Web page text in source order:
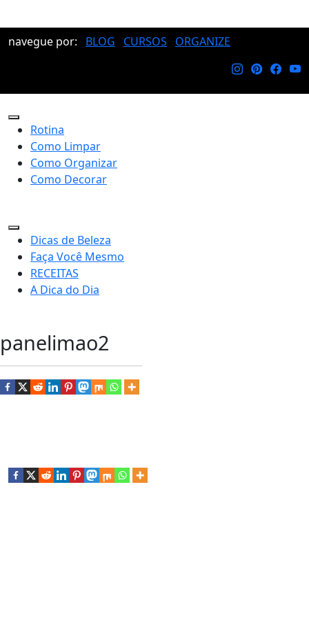
navegue por: BLOG CURSOS ORGANIZE
Rotina
Como Limpar
Como Organizar
Como Decorar
Dicas de Beleza
Faça Você Mesmo
RECEITAS
A Dica do Dia
panelimao2